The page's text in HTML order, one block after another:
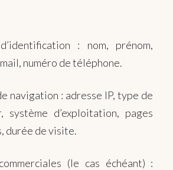
: nom, prénom,
numéro de téléphone.
navigation : adresse IP, type de
système d’exploitation, pages
durée de visite.
(le cas échéant) :